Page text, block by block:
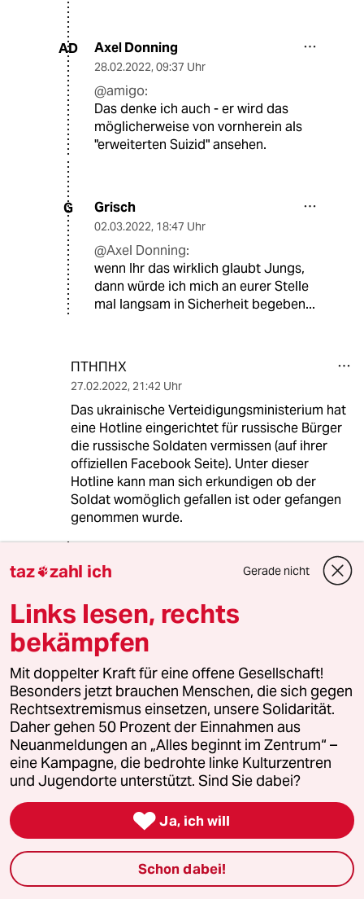
AD Axel Donning
28.02.2022, 09:37 Uhr
@amigo:
Das denke ich auch - er wird das
möglicherweise von vornherein als
"erweiterten Suizid" ansehen.
G Grisch
02.03.2022, 18:47 Uhr
@Axel Donning:
wenn Ihr das wirklich glaubt Jungs,
dann würde ich mich an eurer Stelle
mal langsam in Sicherheit begeben...
ПТНПНХ
27.02.2022, 21:42 Uhr
Das ukrainische Verteidigungsministerium hat
eine Hotline eingerichtet für russische Bürger
die russische Soldaten vermissen (auf ihrer
offiziellen Facebook Seite). Unter dieser
Hotline kann man sich erkundigen ob der
Soldat womöglich gefallen ist oder gefangen
genommen wurde.
28.02.2022 13:28 Uhr
@ПТНПНХ:
In Russland: Facebook ist laut
Beobachtern weitgehend nicht mehr
nutzbar
www.rnd.de/digital...PMYA3MC3MA7
NM.html
GR Gabriel Renoir
10.03.2022,03:42 Uhr
@meerwind7:
Die Russen können auch auf
Kurzwelle unzensierte Nachrichten
taz zahl ich Gerade nicht
Links lesen, rechts
bekämpfen
Mit doppelter Kraft für eine offene Gesellschaft!
Besonders jetzt brauchen Menschen, die sich gegen
Rechtsextremismus einsetzen, unsere Solidarität.
Daher gehen 50 Prozent der Einnahmen aus
Neuanmeldungen an „Alles beginnt im Zentrum“ –
eine Kampagne, die bedrohte linke Kulturzentren
und Jugendorte unterstützt. Sind Sie dabei?
 Ja, ich will
Schon dabei!